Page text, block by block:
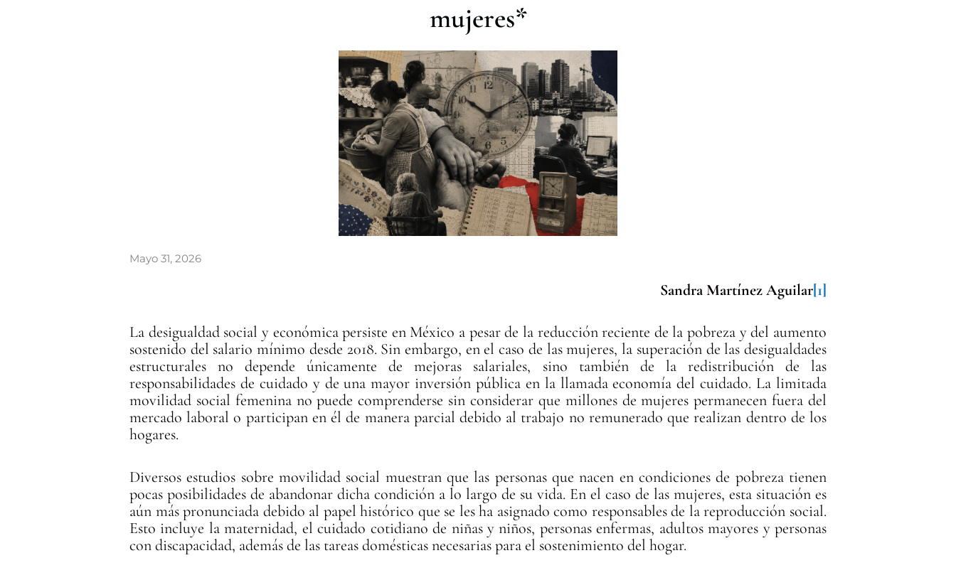
mujeres*
Mayo 31, 2026
Sandra Martínez Aguilar[1]
La desigualdad social y económica persiste en México a pesar de la reducción reciente de la pobreza y del aumento
sostenido del salario mínimo desde 2018. Sin embargo, en el caso de las mujeres, la superación de las desigualdades
estructurales no depende únicamente de mejoras salariales, sino también de la redistribución de las
responsabilidades de cuidado y de una mayor inversión pública en la llamada economía del cuidado. La limitada
movilidad social femenina no puede comprenderse sin considerar que millones de mujeres permanecen fuera del
mercado laboral o participan en él de manera parcial debido al trabajo no remunerado que realizan dentro de los
hogares.
Diversos estudios sobre movilidad social muestran que las personas que nacen en condiciones de pobreza tienen
pocas posibilidades de abandonar dicha condición a lo largo de su vida. En el caso de las mujeres, esta situación es
aún más pronunciada debido al papel histórico que se les ha asignado como responsables de la reproducción social.
Esto incluye la maternidad, el cuidado cotidiano de niñas y niños, personas enfermas, adultos mayores y personas
con discapacidad, además de las tareas domésticas necesarias para el sostenimiento del hogar.